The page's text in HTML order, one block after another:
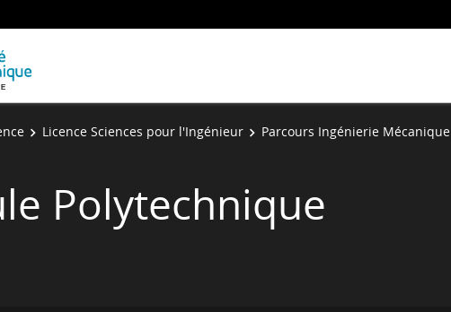
Licence Sciences pour l'Ingénieur Parcours Ingénierie Mécanique
Polytechnique